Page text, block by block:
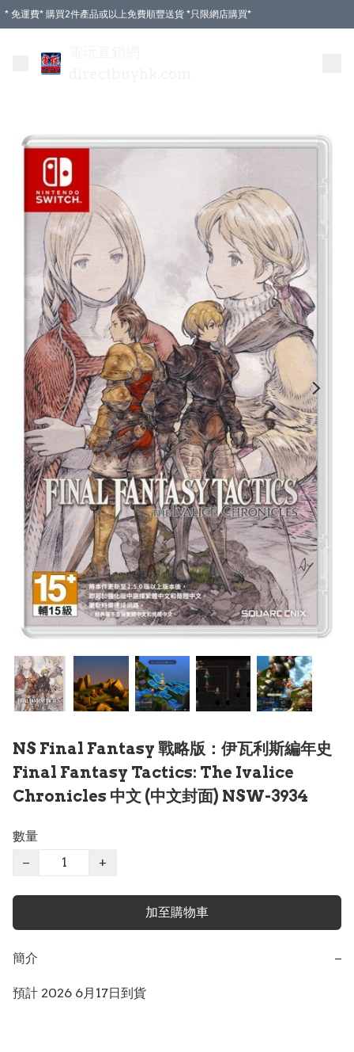
* 免運費* 購買2件產品或以上免費順豐送貨 *只限網店購買*
NS Final Fantasy 戰略版：伊瓦利斯編年史
Final Fantasy Tactics: The Ivalice
Chronicles 中文 (中文封面) NSW-3934
數量
−
+
加至購物車
簡介 −
預計 2026 6月17日到貨